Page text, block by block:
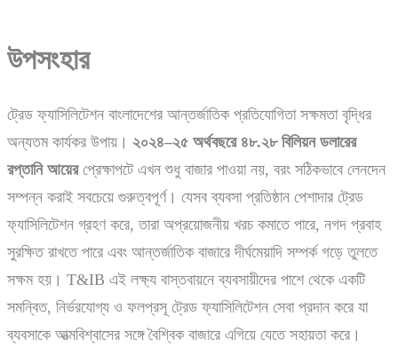
উপসংহার
ট্রেড ফ্যাসিলিটেশন বাংলাদেশের আন্তর্জাতিক প্রতিযোগিতা সক্ষমতা বৃদ্ধির
অন্যতম কার্যকর উপায়। ২০২৪–২৫ অর্থবছরে ৪৮.২৮ বিলিয়ন ডলারের
রপ্তানি আয়েরপ্রেক্ষাপটে এখন শুধু বাজার পাওয়া নয়, বরং সঠিকভাবে লেনদেন
সম্পন্ন করাই সবচেয়ে গুরুত্বপূর্ণ। যেসব ব্যবসা প্রতিষ্ঠান পেশাদার ট্রেড
ফ্যাসিলিটেশন গ্রহণ করে, তারা অপ্রয়োজনীয় খরচ কমাতে পারে, নগদ প্রবাহ
সুরক্ষিত রাখতে পারে এবং আন্তর্জাতিক বাজারে দীর্ঘমেয়াদি সম্পর্ক গড়ে তুলতে
সক্ষম হয়। T&IB এই লক্ষ্য বাস্তবায়নে ব্যবসায়ীদের পাশে থেকে একটি
সমন্বিত, নির্ভরযোগ্য ও ফলপ্রসূ ট্রেড ফ্যাসিলিটেশন সেবা প্রদান করে যা
ব্যবসাকে আত্মবিশ্বাসের সঙ্গে বৈশ্বিক বাজারে এগিয়ে যেতে সহায়তা করে।